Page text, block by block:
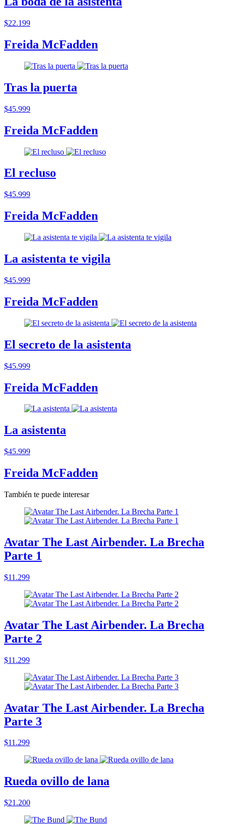
$22.199
Freida McFadden
Tras la puerta
$45.999
Freida McFadden
El recluso
$45.999
Freida McFadden
La asistenta te vigila
$45.999
Freida McFadden
El secreto de la asistenta
$45.999
Freida McFadden
La asistenta
$45.999
Freida McFadden
También te puede interesar
Avatar The Last Airbender. La Brecha
Parte 1
$11.299
Avatar The Last Airbender. La Brecha
Parte 2
$11.299
Avatar The Last Airbender. La Brecha
Parte 3
$11.299
Rueda ovillo de lana
$21.200